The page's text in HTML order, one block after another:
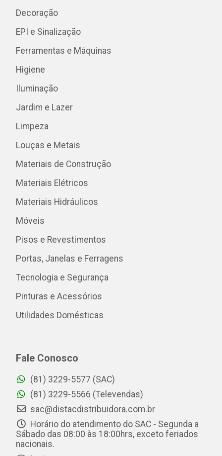
Decoração
EPI e Sinalização
Ferramentas e Máquinas
Higiene
Iluminação
Jardim e Lazer
Limpeza
Louças e Metais
Materiais de Construção
Materiais Elétricos
Materiais Hidráulicos
Móveis
Pisos e Revestimentos
Portas, Janelas e Ferragens
Tecnologia e Segurança
Pinturas e Acessórios
Utilidades Domésticas
Fale Conosco
(81) 3229-5577 (SAC)
(81) 3229-5566 (Televendas)
sac@distacdistribuidora.com.br
Horário do atendimento do SAC - Segunda a
Sábado das 08:00 às 18:00hrs, exceto feriados
nacionais.